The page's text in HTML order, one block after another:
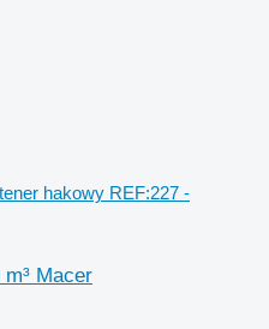
hakowy REF:227 -
Macer